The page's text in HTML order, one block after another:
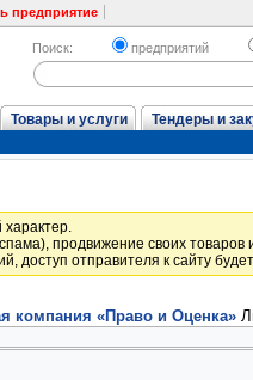
предприятие
Поиск: предприятий
Товары и услуги Тендеры и
продвижение своих товаров
доступ отправителя к сайту
компания «Право и Оценка»